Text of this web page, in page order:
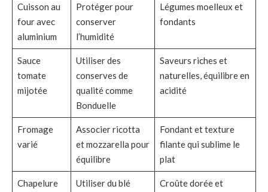
Cuisson au
four avec
aluminium
Protéger pour
conserver
l’humidité
Légumes moelleux et
fondants
Sauce
tomate
mijotée
Utiliser des
conserves de
qualité comme
Bonduelle
Saveurs riches et
naturelles, équilibre en
acidité
Fromage
varié
Associer ricotta
et mozzarella pour
équilibre
Fondant et texture
filante qui sublime le
plat
Chapelure
Utiliser du blé
Croûte dorée et